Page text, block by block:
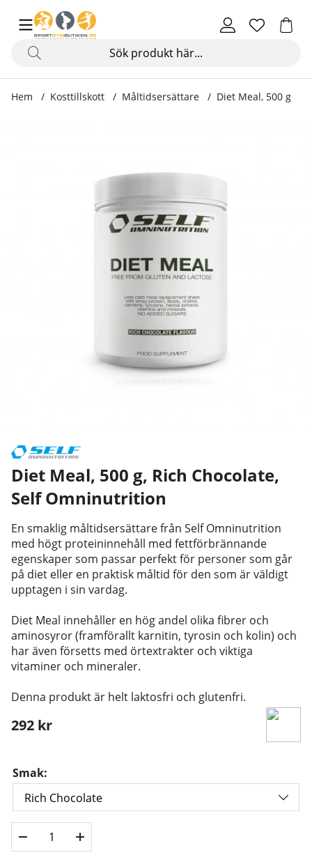
Hem Kosttillskott Måltidsersättare Diet Meal, 500 g
Diet Meal, 500 g, Rich Chocolate,
Self Omninutrition
En smaklig måltidsersättare från Self Omninutrition
med högt proteininnehåll med fettförbrännande
egenskaper som passar perfekt för personer som går
på diet eller en praktisk måltid för den som är väldigt
upptagen i sin vardag.
Diet Meal innehåller en hög andel olika fibrer och
aminosyror (framförallt karnitin, tyrosin och kolin) och
har även försetts med örtextrakter och viktiga
vitaminer och mineraler.
Denna produkt är helt laktosfri och glutenfri.
292 kr
Smak: